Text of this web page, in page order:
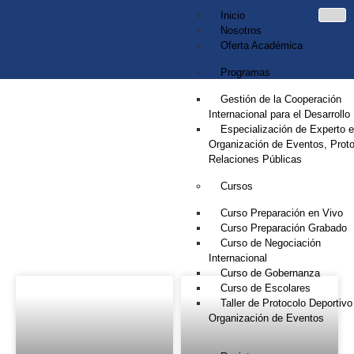
Inicio
Nosotros
Oferta Académica
Programas
Gestión de la Cooperación
Internacional para el Desarrollo
Especialización de Experto
Organización de Eventos,
Relaciones Públicas
Cursos
Curso Preparación en Vivo
Curso Preparación Grabado
Curso de Negociación
Internacional
Curso de Gobernanza
Curso de Escolares
Taller de Protocolo
Organización de Eventos